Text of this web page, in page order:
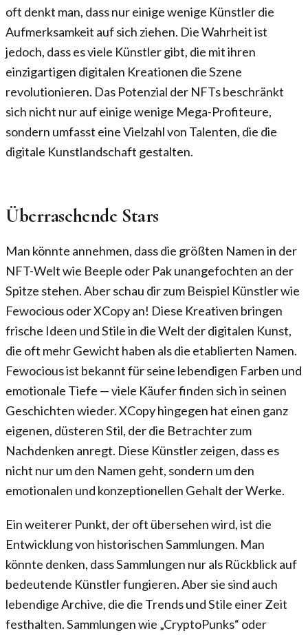
oft denkt man, dass nur einige wenige Künstler die
Aufmerksamkeit auf sich ziehen. Die Wahrheit ist
jedoch, dass es viele Künstler gibt, die mit ihren
einzigartigen digitalen Kreationen die Szene
revolutionieren. Das Potenzial der NFTs beschränkt
sich nicht nur auf einige wenige Mega-Profiteure,
sondern umfasst eine Vielzahl von Talenten, die die
digitale Kunstlandschaft gestalten.
Überraschende Stars
Man könnte annehmen, dass die größten Namen in der
NFT-Welt wie Beeple oder Pak unangefochten an der
Spitze stehen. Aber schau dir zum Beispiel Künstler wie
Fewocious oder XCopy an! Diese Kreativen bringen
frische Ideen und Stile in die Welt der digitalen Kunst,
die oft mehr Gewicht haben als die etablierten Namen.
Fewocious ist bekannt für seine lebendigen Farben und
emotionale Tiefe — viele Käufer finden sich in seinen
Geschichten wieder. XCopy hingegen hat einen ganz
eigenen, düsteren Stil, der die Betrachter zum
Nachdenken anregt. Diese Künstler zeigen, dass es
nicht nur um den Namen geht, sondern um den
emotionalen und konzeptionellen Gehalt der Werke.
Ein weiterer Punkt, der oft übersehen wird, ist die
Entwicklung von historischen Sammlungen. Man
könnte denken, dass Sammlungen nur als Rückblick auf
bedeutende Künstler fungieren. Aber sie sind auch
lebendige Archive, die die Trends und Stile einer Zeit
festhalten. Sammlungen wie „CryptoPunks“ oder